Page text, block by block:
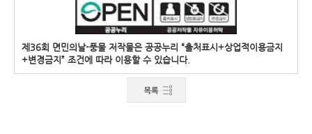
제36회 면민의날-풍물 저작물은 공공누리 “출처표시+상업적이용금지
+변경금지” 조건에 따라 이용할 수 있습니다.